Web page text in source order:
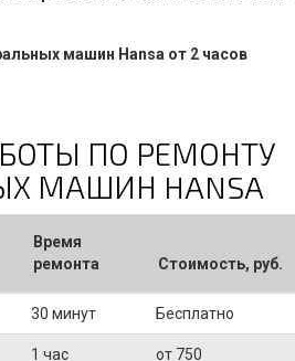
машин Hansa от 2 часов
ПО РЕМОНТУ
МАШИН HANSA
Время
ремонта
Стоимость, руб.
30 минут Бесплатно
1 час от 750